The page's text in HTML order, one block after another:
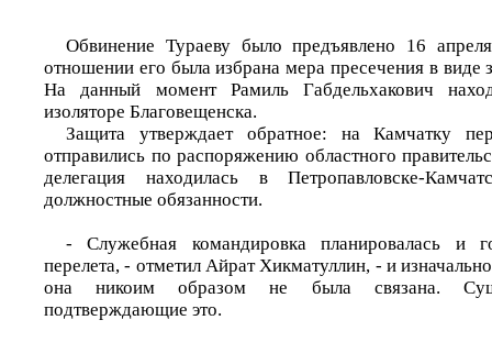
Обвинение Тураеву было предъявлено 16
отношении его была избрана мера пресечения в виде
На данный момент Рамиль Габдельхакович
изоляторе Благовещенска.
Защита утверждает обратное: на Камчатку
отправились по распоряжению областного
делегация находилась в Петропавловске-
должностные обязанности.
- Служебная командировка планировалась и
перелета, - отметил Айрат Хикматуллин, - и
она никоим образом не была связана.
подтверждающие это.